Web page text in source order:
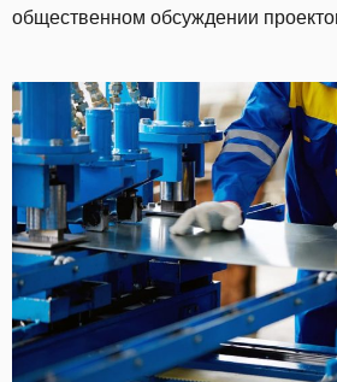
общественном обсуждении